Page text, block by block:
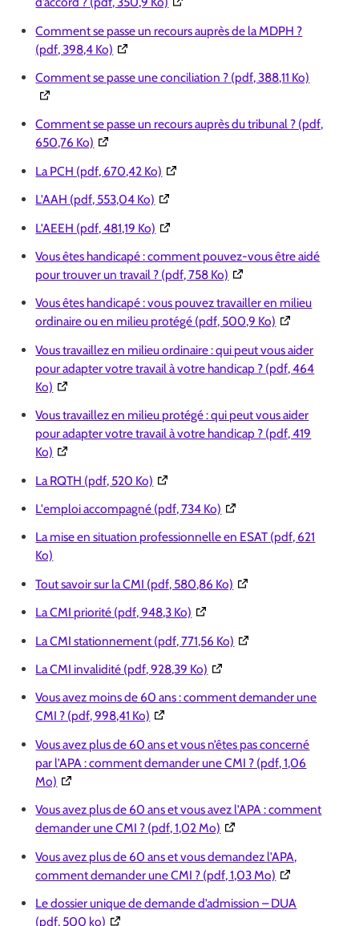
Comment se passe un recours auprès de la MDPH ?
(pdf, 398,4 Ko) (Ouverture dans une nouvelle fenêtre)
Comment se passe une conciliation ? (pdf, 388,11 Ko)
Comment se passe un recours auprès du tribunal ? (pdf,
650,76 Ko) (Ouverture dans une nouvelle fenêtre)
La PCH (pdf, 670,42 Ko) (Ouverture dans une nouvelle
L'AAH (pdf, 553,04 Ko) (Ouverture dans une nouvelle fenêtre)
L'AEEH (pdf, 481,19 Ko) (Ouverture dans une nouvelle fenêtre)
Vous êtes handicapé : comment pouvez-vous être aidé
pour trouver un travail ? (pdf, 758 Ko) (Ouverture dans une
Vous êtes handicapé : vous pouvez travailler en milieu
ordinaire ou en milieu protégé (pdf, 500,9 Ko) (Ouverture
Vous travaillez en milieu ordinaire : qui peut vous aider
pour adapter votre travail à votre handicap ? (pdf, 464
Ko) (Ouverture dans une nouvelle fenêtre)
Vous travaillez en milieu protégé : qui peut vous aider
pour adapter votre travail à votre handicap ? (pdf, 419
Ko) (Ouverture dans une nouvelle fenêtre)
La RQTH (pdf, 520 Ko) (Ouverture dans une nouvelle fenêtre)
L'emploi accompagné (pdf, 734 Ko) (Ouverture dans une
La mise en situation professionnelle en ESAT (pdf, 621
Ko)
Tout savoir sur la CMI (pdf, 580,86 Ko) (Ouverture dans une
La CMI priorité (pdf, 948,3 Ko) (Ouverture dans une nouvelle
La CMI stationnement (pdf, 771,56 Ko) (Ouverture dans une
La CMI invalidité (pdf, 928,39 Ko) (Ouverture dans une
Vous avez moins de 60 ans : comment demander une
CMI ? (pdf, 998,41 Ko) (Ouverture dans une nouvelle fenêtre)
Vous avez plus de 60 ans et vous n’êtes pas concerné
par l’APA : comment demander une CMI ? (pdf, 1,06
Mo) (Ouverture dans une nouvelle fenêtre)
Vous avez plus de 60 ans et vous avez l’APA : comment
demander une CMI ? (pdf, 1,02 Mo) (Ouverture dans une
Vous avez plus de 60 ans et vous demandez l'APA,
comment demander une CMI ? (pdf, 1,03 Mo) (Ouverture
Le dossier unique de demande d’admission – DUA
(pdf, 500 ko) (Ouverture dans une nouvelle fenêtre)